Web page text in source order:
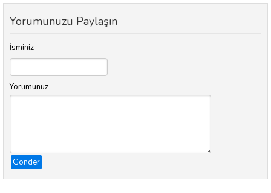
Yorumunuzu Paylaşın
İsminiz
Yorumunuz
Gönder